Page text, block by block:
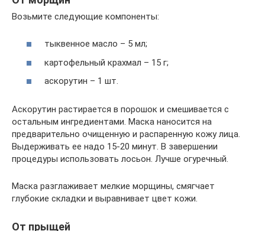
Возьмите следующие компоненты:
тыквенное масло – 5 мл;
картофельный крахмал – 15 г;
аскорутин – 1 шт.
Аскорутин растирается в порошок и смешивается с
остальным ингредиентами. Маска наносится на
предварительно очищенную и распаренную кожу лица.
Выдерживать ее надо 15-20 минут. В завершении
процедуры использовать лосьон. Лучше огуречный.
Маска разглаживает мелкие морщины, смягчает
глубокие складки и выравнивает цвет кожи.
От прыщей